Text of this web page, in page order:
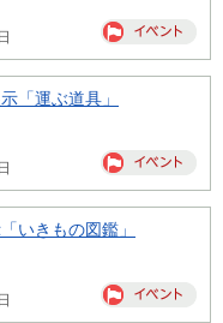
「運ぶ道具」
いきもの図鑑」